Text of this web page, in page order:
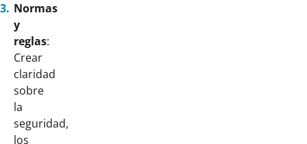
Normas
y
reglas:
Crear
claridad
sobre
la
seguridad,
los